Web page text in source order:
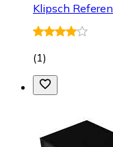
Klipsch
(1)